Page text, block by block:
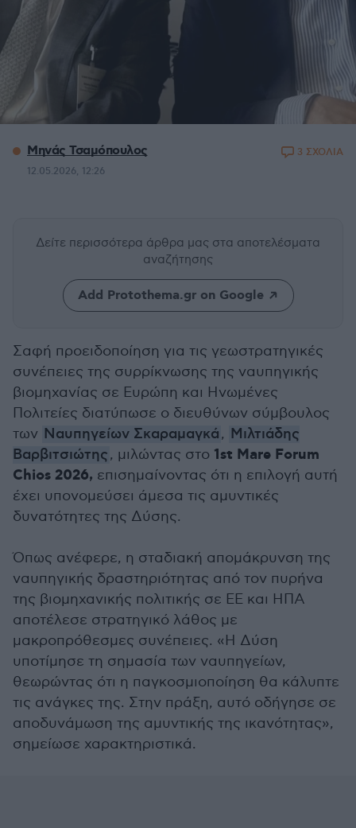
Μηνάς Τσαμόπουλος
12.05.2026, 12:26
3 ΣΧΟΛΙΑ
Δείτε περισσότερα άρθρα μας στα αποτελέσματα
αναζήτησης
Add Protothema.gr on Google
Σαφή προειδοποίηση για τις γεωστρατηγικές
συνέπειες της συρρίκνωσης της ναυπηγικής
βιομηχανίας σε Ευρώπη και Ηνωμένες
Πολιτείες διατύπωσε ο διευθύνων σύμβουλος
των Ναυπηγείων Σκαραμαγκά, Μιλτιάδης
Βαρβιτσιώτης, μιλώντας στο 1st Mare Forum
Chios 2026, επισημαίνοντας ότι η επιλογή αυτή
έχει υπονομεύσει άμεσα τις αμυντικές
δυνατότητες της Δύσης.
Όπως ανέφερε, η σταδιακή απομάκρυνση της
ναυπηγικής δραστηριότητας από τον πυρήνα
της βιομηχανικής πολιτικής σε ΕΕ και ΗΠΑ
αποτέλεσε στρατηγικό λάθος με
μακροπρόθεσμες συνέπειες. «Η Δύση
υποτίμησε τη σημασία των ναυπηγείων,
θεωρώντας ότι η παγκοσμιοποίηση θα κάλυπτε
τις ανάγκες της. Στην πράξη, αυτό οδήγησε σε
αποδυνάμωση της αμυντικής της ικανότητας»,
σημείωσε χαρακτηριστικά.